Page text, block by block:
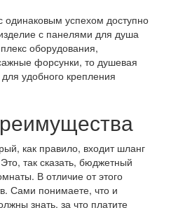
успехом доступно
с панелями для душа
оборудования,
форсунки, то душевая
удобного крепления
как правило, входит шланг
так сказать, бюджетный
В отличие от этого
Сами понимаете, что и
знать, за что платите